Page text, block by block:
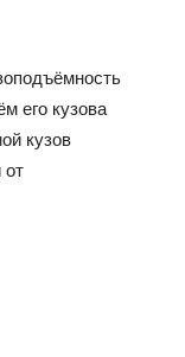
его кузова
кузов
от